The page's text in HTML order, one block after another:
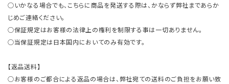
○いかなる場合でも、こちらに商品を発送する際は、かならず弊社まであらか
じめご連絡ください。
○保証規定はお客様の法律上の権利を制限する事は一切ありません。
○当保証規定は日本国内においてのみ有効です。
【返品送料】
○お客様のご都合による返品の場合は、弊社宛ての送料のご負担をお願い致